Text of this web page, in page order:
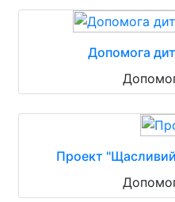
Допомога
Проект